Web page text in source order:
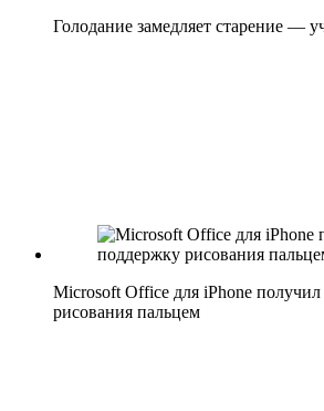
Голодание замедляет старение —
Microsoft Office для iPhone
рисования пальцем